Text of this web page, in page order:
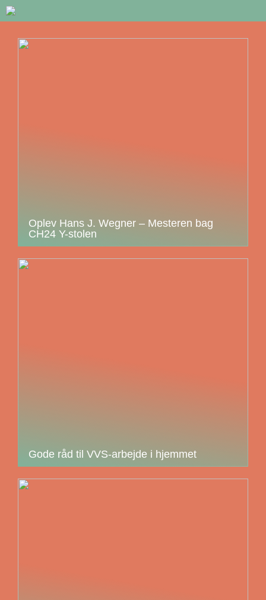
Oplev Hans J. Wegner – Mesteren bag
CH24 Y-stolen
Gode råd til VVS-arbejde i hjemmet